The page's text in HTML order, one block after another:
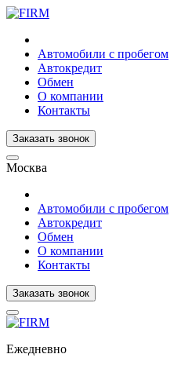
Автомобили с пробегом
Автокредит
Обмен
О компании
Контакты
Заказать звонок
Москва
Автомобили с пробегом
Автокредит
Обмен
О компании
Контакты
Заказать звонок
Ежедневно